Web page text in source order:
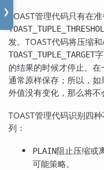
❯
TOAST管理代码只有在
发。 TOAST代码将压缩
TOAST_TUPLE_TARGET
的结果的时候才停止。
通常原样保存；所以，
外值没有变化，那么将不
TOAST管理代码识别四
列：
PLAIN阻止压缩或
可能策略。